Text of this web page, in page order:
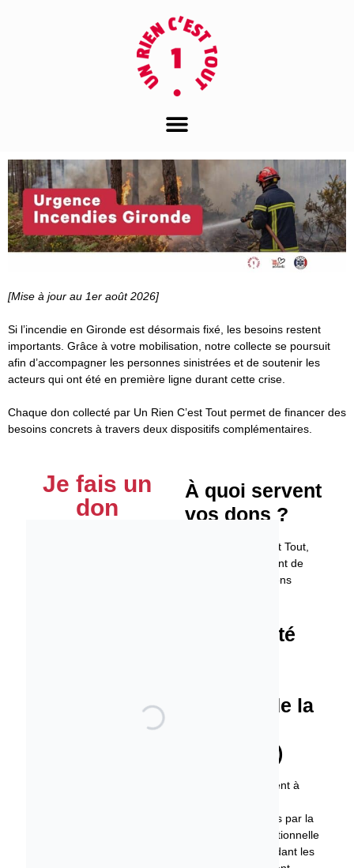
[Mise à jour au 1er août 2026]
Si l’incendie en Gironde est désormais fixé, les besoins restent
importants. Grâce à votre mobilisation, notre collecte se poursuit
afin d’accompagner les personnes sinistrées et de soutenir les
acteurs qui ont été en première ligne durant cette crise.
Chaque don collecté par Un Rien C’est Tout permet de financer des
besoins concrets à travers deux dispositifs complémentaires.
Je fais un
don
À quoi servent
vos dons ?
Avec Un Rien C’est Tout,
vos dons permettent de
soutenir deux actions
Pour l’Unité
Secours de la
(UMPS 33)
Vos dons contribuent à
logistiques générés par la
mobilisation exceptionnelle
de l’UMPS 33 pendant les